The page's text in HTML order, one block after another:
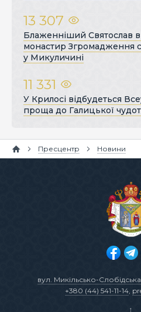
13 307
Блаженніший Святослав
монастир Згромадження
у Микуличині
11 331
У Крилосі відбудеться
проща до Галицької
Пресцентр Новини
вул. Микільсько-
+380 (44) 541-11-14,